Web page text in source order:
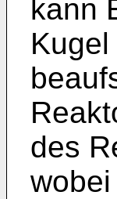
kann
des